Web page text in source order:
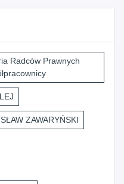
Radców Prawnych
ZAWARYŃSKI